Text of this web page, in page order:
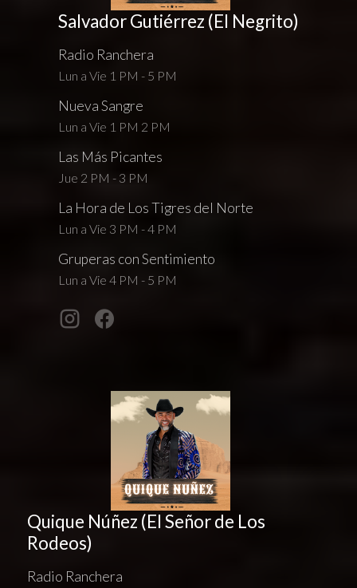
Salvador Gutiérrez (El Negrito)
Radio Ranchera
Lun a Vie 1 PM - 5 PM
Nueva Sangre
Lun a Vie 1 PM 2 PM
Las Más Picantes
Jue 2 PM - 3 PM
La Hora de Los Tigres del Norte
Lun a Vie 3 PM - 4 PM
Gruperas con Sentimiento
Lun a Vie 4 PM - 5 PM
Quique Núñez (El Señor de Los
Rodeos)
Radio Ranchera